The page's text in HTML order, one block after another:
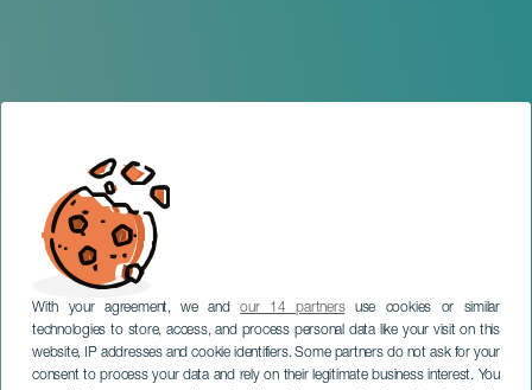
With your agreement, we andour 14 partnersuse cookies or similar
technologies to store, access, and process personal data like your visit on this
website, IP addresses and cookie identifiers. Some partners do not ask for your
consent to process your data and rely on their legitimate business interest. You